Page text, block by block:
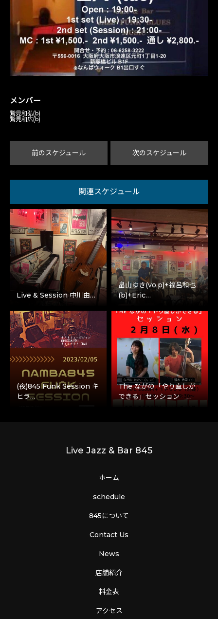
メンバー
鷲見和弘(b)
鷲見和広(b)
前のスケジュール 次のスケジュール
関連スケジュール
Live & Session 中川由…
畠山ゆき(vo,p)+福呂和也
(b)+Eric…
(夜)845 Funk Session キ
ヒラ…
The ながの「やり直しが
できる」セッション …
Live Jazz & Bar 845
ホーム
schedule
845について
Contact Us
News
店舗紹介
料金表
アクセス